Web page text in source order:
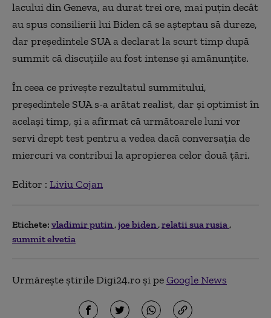
lacului din Geneva, au durat trei ore, mai puţin decât
au spus consilierii lui Biden că se aşteptau să dureze,
dar preşedintele SUA a declarat la scurt timp după
summit că discuţiile au fost intense şi amănunţite.
În ceea ce priveşte rezultatul summitului,
preşedintele SUA s-a arătat realist, dar şi optimist în
acelaşi timp, şi a afirmat că următoarele luni vor
servi drept test pentru a vedea dacă conversaţia de
miercuri va contribui la apropierea celor două ţări.
Editor : Liviu Cojan
Etichete: vladimir putin joe biden relatii sua rusia
summit elvetia
Urmărește știrile Digi24.ro și peGoogle News